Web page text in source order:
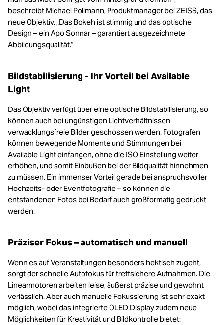
beschreibt Michael Pollmann, Produktmanager bei ZEISS, das
neue Objektiv. „Das Bokeh ist stimmig und das optische
Design – ein Apo Sonnar – garantiert ausgezeichnete
Abbildungsqualität.“
Bildstabilisierung - Ihr Vorteil bei Available
Light
Das Objektiv verfügt über eine optische Bildstabilisierung, so
können auch bei ungünstigen Lichtverhältnissen
verwacklungsfreie Bilder geschossen werden. Fotografen
können bewegende Momente und Stimmungen bei
Available Light einfangen, ohne die ISO Einstellung weiter
erhöhen, und somit Einbußen bei der Bildqualität hinnehmen
zu müssen. Ein immenser Vorteil gerade bei anspruchsvoller
Hochzeits- oder Eventfotografie – so können die
entstandenen Fotos bei Bedarf auch großformatig gedruckt
werden.
Präziser Fokus – automatisch und manuell
Wenn es auf Veranstaltungen besonders hektisch zugeht,
sorgt der schnelle Autofokus für treffsichere Aufnahmen. Die
Linearmotoren arbeiten leise, äußerst präzise und gewohnt
verlässlich. Aber auch manuelle Fokussierung ist sehr exakt
möglich, wobei das integrierte OLED Display zudem neue
Möglichkeiten für Kreativität und Bildkontrolle bietet: